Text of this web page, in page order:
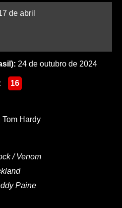
de abril
24 de outubro de 2024
16
Tom Hardy
/ Venom
Paine